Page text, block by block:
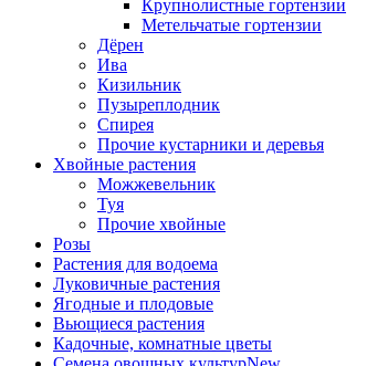
Крупнолистные гортензии
Метельчатые гортензии
Дёрен
Ива
Кизильник
Пузыреплодник
Спирея
Прочие кустарники и деревья
Хвойные растения
Можжевельник
Туя
Прочие хвойные
Розы
Растения для водоема
Луковичные растения
Ягодные и плодовые
Вьющиеся растения
Кадочные, комнатные цветы